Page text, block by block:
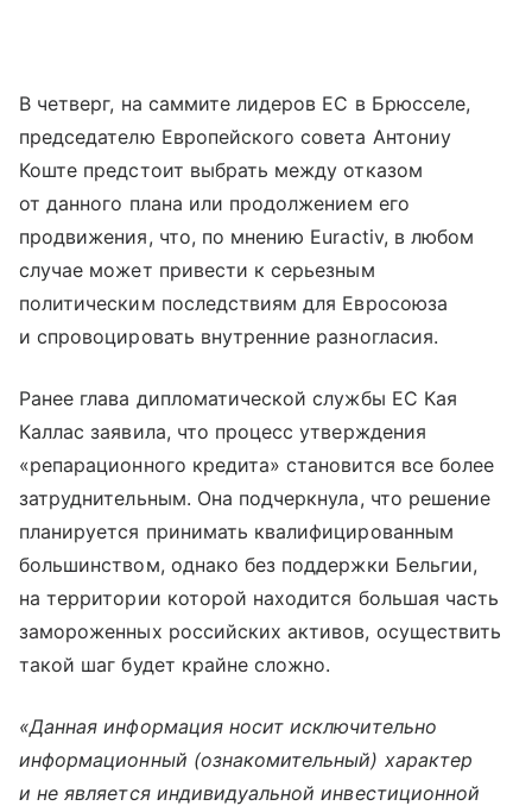
В четверг, на саммите лидеров ЕС в Брюсселе,
председателю Европейского совета Антониу
Коште предстоит выбрать между отказом
от данного плана или продолжением его
продвижения, что, по мнению Euractiv, в любом
случае может привести к серьезным
политическим последствиям для Евросоюза
и спровоцировать внутренние разногласия.
Ранее глава дипломатической службы ЕС Кая
Каллас заявила, что процесс утверждения
«репарационного кредита» становится все более
затруднительным. Она подчеркнула, что решение
планируется принимать квалифицированным
большинством, однако без поддержки Бельгии,
на территории которой находится большая часть
замороженных российских активов, осуществить
такой шаг будет крайне сложно.
«Данная информация носит исключительно
информационный (ознакомительный) характер
и не является индивидуальной инвестиционной